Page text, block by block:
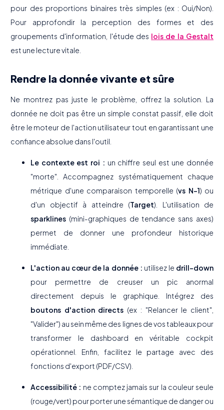
pour des proportions binaires très simples (ex : Oui/Non).
Pour approfondir la perception des formes et des
groupements d'information, l'étude des lois de la Gestalt
est une lecture vitale.
Rendre la donnée vivante et sûre
Ne montrez pas juste le problème, offrez la solution. La
donnée ne doit pas être un simple constat passif, elle doit
être le moteur de l'action utilisateur tout en garantissant une
confiance absolue dans l'outil.
Le contexte est roi : un chiffre seul est une donnée
"morte". Accompagnez systématiquement chaque
métrique d'une comparaison temporelle (vs N-1) ou
d'un objectif à atteindre (Target). L'utilisation de
sparklines (mini-graphiques de tendance sans axes)
permet de donner une profondeur historique
immédiate.
L'action au cœur de la donnée : utilisez le drill-down
pour permettre de creuser un pic anormal
directement depuis le graphique. Intégrez des
boutons d'action directs (ex : "Relancer le client",
"Valider") au sein même des lignes de vos tableaux pour
transformer le dashboard en véritable cockpit
opérationnel. Enfin, facilitez le partage avec des
fonctions d'export (PDF/CSV).
Accessibilité : ne comptez jamais sur la couleur seule
(rouge/vert) pour porter une sémantique de danger ou